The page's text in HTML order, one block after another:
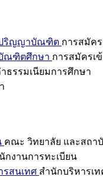
ปริญญาบัณฑิต การสมัค
ณฑิตศึกษา การสมัครเ
ธรรมเนียมการศึกษา
คณะ วิทยาลัย และสถา
กงานการทะเบียน
รสนเทศ สำนักบริหารเ